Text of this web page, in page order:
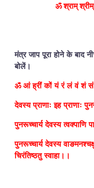
ॐ श्राम्
मंत्र जाप पूरा होने के बाद
बोलें।
ॐ आं ह्रीं कों यं रं लं वं शं सं
देवस्य प्राणाः इह प्राणाः
पुनरूच्चार्य देवस्य त्वक्पाणि
पुनरूच्चार्य देवस्य
चिरंतिष्ठतु स्वाहा।।